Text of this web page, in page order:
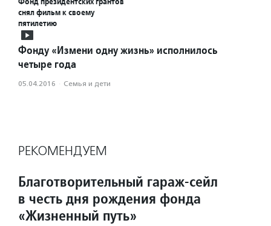
снял фильм к своему
пятилетию
Фонду «Измени одну жизнь» исполнилось
четыре года
05.04.2016 · Семья и дети
РЕКОМЕНДУЕМ
Благотворительный гараж-сейл
в честь дня рождения фонда
«Жизненный путь»